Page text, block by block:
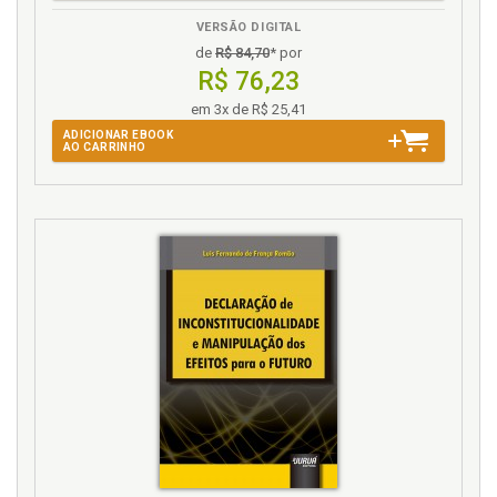
Exceção em Hannah Arendt e a experiência
totalitária na Europa, p. 28
Giorgio Agamben. Exceção em Agamben, p. 40
Hannah Arendt e Giorgio Agamben, p. 25
Hannah Arend. Exceção em Hannah Arendt e a
experiência totalitária na Europa, p. 28
Hannah Arendt. Teoria do Estado de Exceção em
Hannah Arendt e Giorgio Agamben, p. 25
Impunidade. Estudo comparado da jurisprudência
VERSÃO DIGITAL
de R$ 84,70* por
R$ 76,23
em 3x de R$ 25,41
ADICIONAR EBOOK
AO CARRINHO